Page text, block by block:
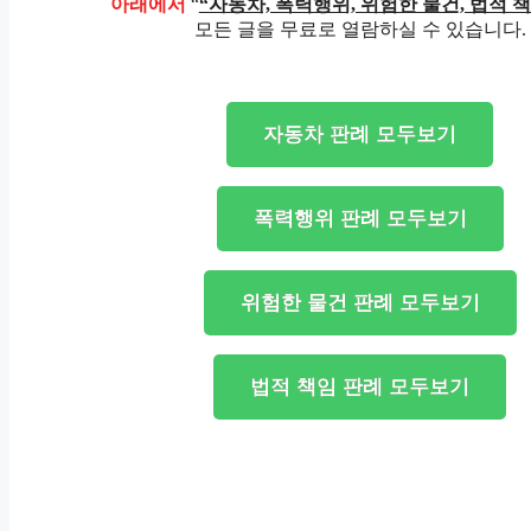
아래에서 ““자동차, 폭력행위, 위험한 물건, 법적
모든 글을 무료로 열람하실 수 있습니다.
자동차 판례 모두보기
폭력행위 판례 모두보기
위험한 물건 판례 모두보기
법적 책임 판례 모두보기